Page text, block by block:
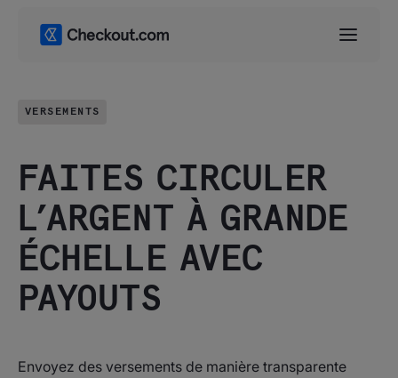
VERSEMENTS
FAITES CIRCULER
L’ARGENT À GRANDE
ÉCHELLE AVEC
PAYOUTS
Envoyez des versements de manière transparente